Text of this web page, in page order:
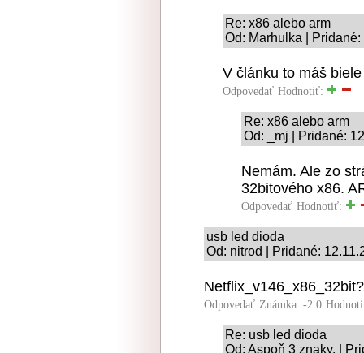
Re: x86 alebo arm
Od: Marhulka |
V článku to máš
Odpovedať Hodnotiť:
Re: x86 alebo arm
Od: _mj | Pridané:
Nemám. Ale zo
32bitového x86.
Odpovedať Hodnotiť:
usb led dioda
Od: nitrod | Pridané:
Odpovedať Známka: -2.0
Re: usb led dioda
Od: Aspoň 3 znaky. |